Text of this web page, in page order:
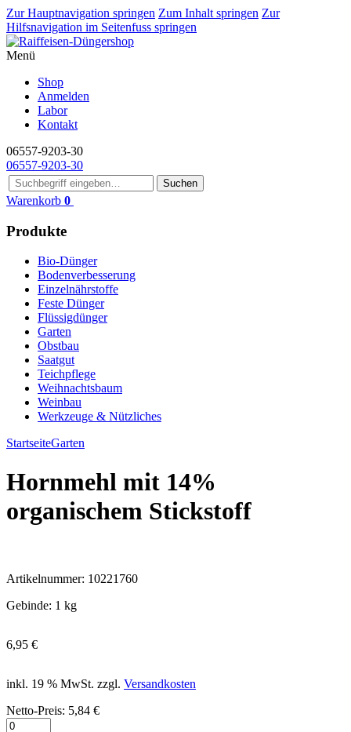
Zur Hauptnavigation springen Zum Inhalt springen Zur
Hilfsnavigation im Seitenfuss springen
Menü
Shop
Anmelden
Labor
Kontakt
06557-9203-30
06557-9203-30
Suchen
Warenkorb 0
Produkte
Bio-Dünger
Bodenverbesserung
Einzelnährstoffe
Feste Dünger
Flüssigdünger
Garten
Obstbau
Saatgut
Teichpflege
Weihnachtsbaum
Weinbau
Werkzeuge & Nützliches
StartseiteGarten
Hornmehl mit 14%
organischem Stickstoff
Artikelnummer: 10221760
Gebinde: 1 kg
6,95 €
inkl. 19 % MwSt. zzgl. Versandkosten
Netto-Preis: 5,84 €
Anzahl